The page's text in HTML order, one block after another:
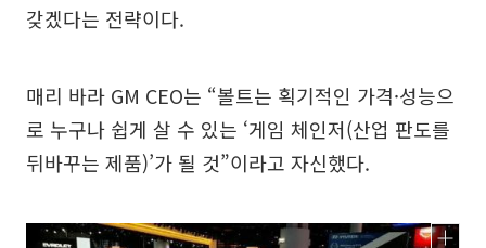
갖겠다는 전략이다.
매리 바라 GM CEO는 “볼트는 획기적인 가격·성능으
로 누구나 쉽게 살 수 있는 ‘게임 체인저(산업 판도를
뒤바꾸는 제품)’가 될 것”이라고 자신했다.